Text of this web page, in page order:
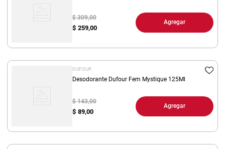
$ 259,00
$ 309,00
Agregar
DUFOUR
Desodorante Dufour Fem Mystique 125Ml
$ 89,00
$ 143,00
Agregar